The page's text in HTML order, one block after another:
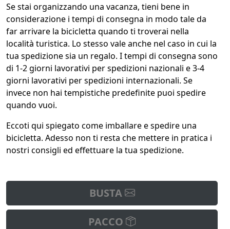
Se stai organizzando una vacanza, tieni bene in
considerazione i tempi di consegna in modo tale da
far arrivare la bicicletta quando ti troverai nella
località turistica. Lo stesso vale anche nel caso in cui la
tua spedizione sia un regalo. I tempi di consegna sono
di 1-2 giorni lavorativi per spedizioni nazionali e 3-4
giorni lavorativi per spedizioni internazionali. Se
invece non hai tempistiche predefinite puoi spedire
quando vuoi.
Eccoti qui spiegato come imballare e spedire una
bicicletta. Adesso non ti resta che mettere in pratica i
nostri consigli ed effettuare la tua spedizione.
BUSTA
PACCO